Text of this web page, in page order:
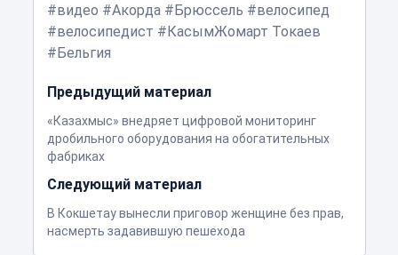
видео
Акорда Брюссель
велосипед
велосипедист
КасымЖомарт Токаев
Бельгия
Предыдущий материал
«Казахмыс» внедряет цифровой мониторинг
дробильного оборудования на обогатительных
фабриках
Следующий материал
В Кокшетау вынесли приговор женщине без прав,
насмерть задавившую пешехода